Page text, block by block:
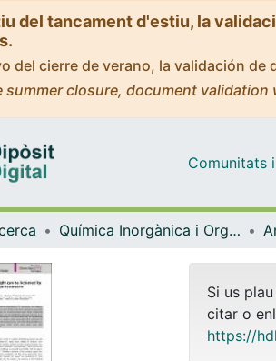
del tancament d'estiu, la
del cierre de verano, la validación
summer closure, document
Comunitats
Química Inorgànica i Orgànica
Si us
citar o
https://